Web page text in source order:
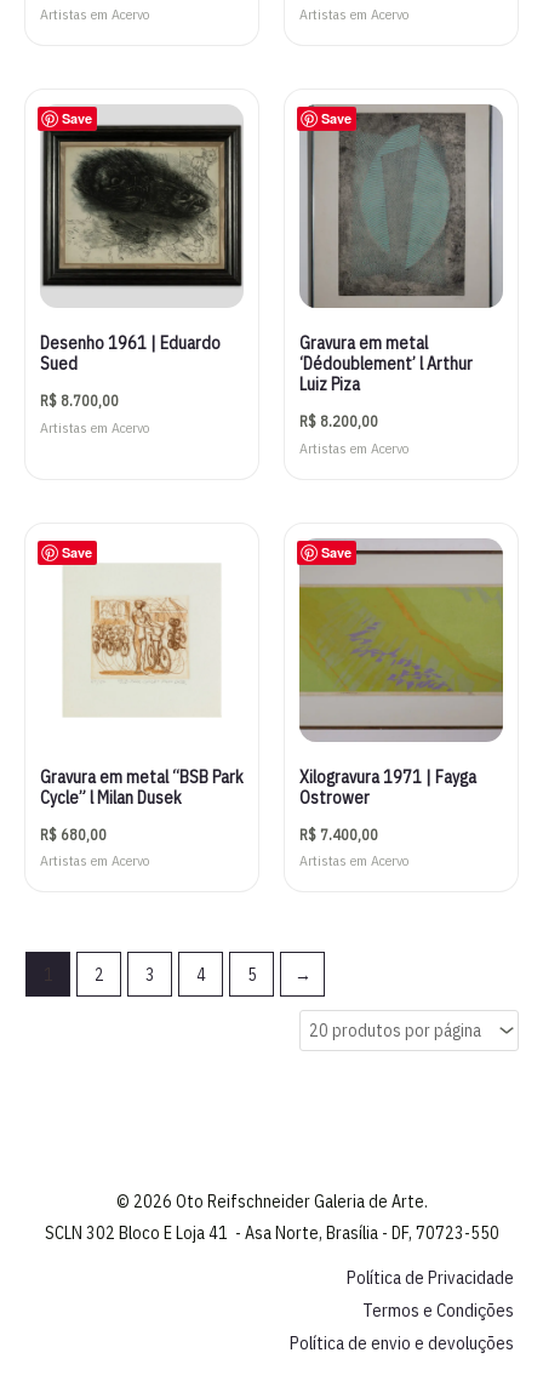
Artistas em Acervo Artistas em Acervo
Save
Desenho 1961 | Eduardo
Sued
R$ 8.700,00
Artistas em Acervo
Save
Gravura em metal
‘Dédoublement’ l Arthur
Luiz Piza
R$ 8.200,00
Artistas em Acervo
Save
Gravura em metal “BSB Park
Cycle” l Milan Dusek
R$ 680,00
Artistas em Acervo
Save
Xilogravura 1971 | Fayga
Ostrower
R$ 7.400,00
Artistas em Acervo
2 3 4 5 →
© 2026 Oto Reifschneider Galeria de Arte.
SCLN 302 Bloco E Loja 41 - Asa Norte, Brasília - DF, 70723-550
Política de Privacidade
Termos e Condições
Política de envio e devoluções